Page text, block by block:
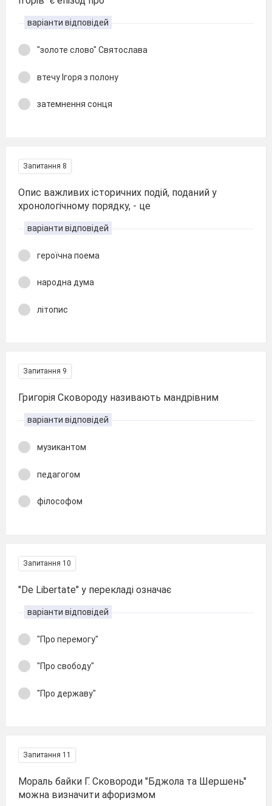
варіанти відповідей
"золоте слово" Святослава
втечу Ігоря з полону
затемнення сонця
Запитання 8
Опис важливих історичних подій, поданий у
хронологічному порядку, - це
варіанти відповідей
героїчна поема
народна дума
літопис
Запитання 9
Григорія Сковороду називають мандрівним
варіанти відповідей
музикантом
педагогом
філософом
Запитання 10
"De Libertate" у перекладі означає
варіанти відповідей
"Про перемогу"
"Про свободу"
"Про державу"
Запитання 11
Мораль байки Г. Сковороди "Бджола та Шершень"
можна визначити афоризмом